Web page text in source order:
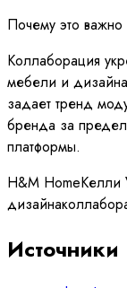
Почему это важно
Коллаборация
мебели и
задает тренд
бренда за
платформы.
H&M HomeКелли
дизайна
Источники